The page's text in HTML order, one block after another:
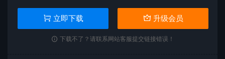
立即下载 升级会员
下载不了？请联系网站客服提交链接错误！